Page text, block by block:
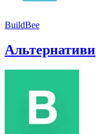
BuildBee
Альтернативи